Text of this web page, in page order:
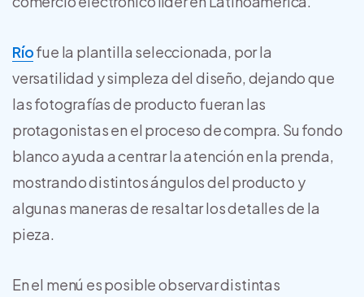
Ríofue la plantilla seleccionada, por la
versatilidad y simpleza del diseño, dejando que
las fotografías de producto fueran las
protagonistas en el proceso de compra. Su fondo
blanco ayuda a centrar la atención en la prenda,
mostrando distintos ángulos del producto y
algunas maneras de resaltar los detalles de la
pieza.
En el menú es posible observar distintas